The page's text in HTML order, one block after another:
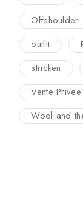
Offshoulder
outfit
stricken
Vente Privee
Wool and